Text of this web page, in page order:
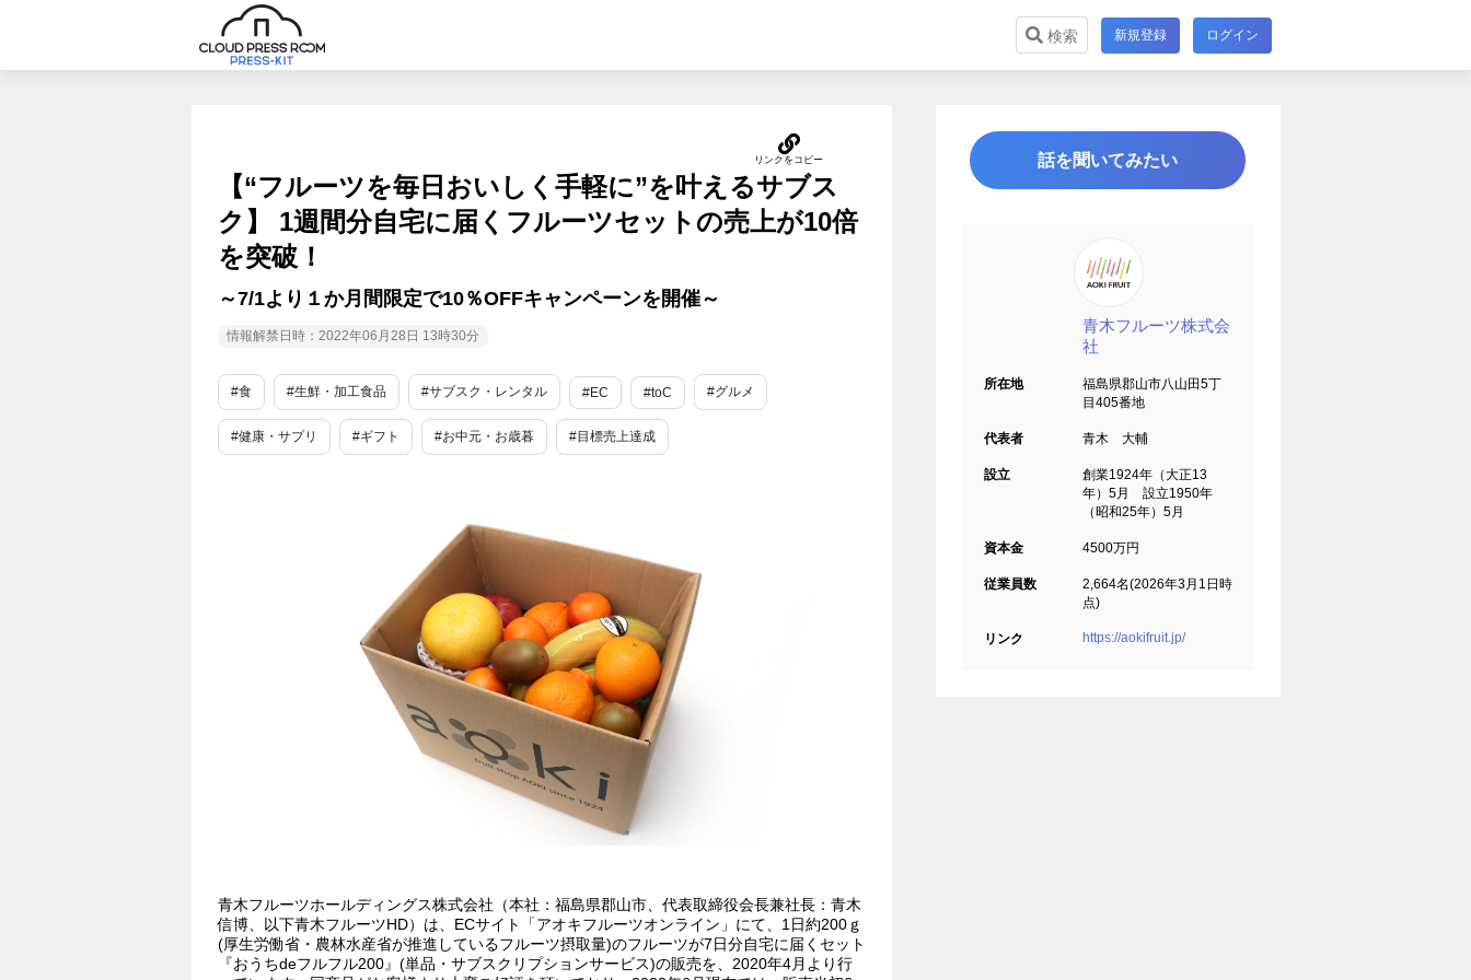
検索 新規登録 ログイン
【“フルーツを毎日おいしく手軽に”を叶えるサブス
ク】 1週間分自宅に届くフルーツセットの売上が10倍
を突破！
～7/1より１か月間限定で10％OFFキャンペーンを開催～
情報解禁日時：2022年06月28日 13時30分
#食 #生鮮・加工食品 #サブスク・レンタル #EC #toC #グルメ
#健康・サプリ #ギフト #お中元・お歳暮 #目標売上達成
青木フルーツホールディングス株式会社（本社：福島県郡山市、代表取締役会長兼社長：青木
信博、以下青木フルーツHD）は、ECサイト「アオキフルーツオンライン」にて、1日約200ｇ
(厚生労働省・農林水産省が推進しているフルーツ摂取量)のフルーツが7日分自宅に届くセット
『おうちdeフルフル200』(単品・サブスクリプションサービス)の販売を、2020年4月より行
話を聞いてみたい
青木フルーツ株式会
社
所在地
福島県郡山市八山田5丁
目405番地
代表者 青木 大輔
設立
創業1924年（大正13
年）5月 設立1950年
（昭和25年）5月
資本金 4500万円
従業員数
2,664名(2026年3月1日時
点)
リンク https://aokifruit.jp/